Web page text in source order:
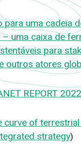
para uma cadeia
– uma caixa de
para
outros atores
REPORT 2022
curve of
strategy)